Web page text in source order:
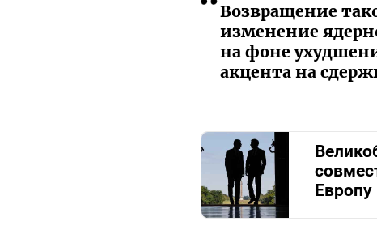
Возвращение
изменение
на фоне
акцента на
Европу